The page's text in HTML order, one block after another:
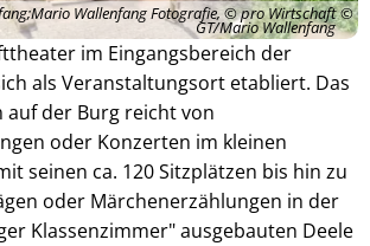
Wallenfang Fotografie, © pro Wirtschaft
GT/Mario Wallenfang
im Eingangsbereich der
als Veranstaltungsort etabliert. Das
der Burg reicht von
oder Konzerten im kleinen
seinen ca. 120 Sitzplätzen bis hin zu
oder Märchenerzählungen in der
Klassenzimmer" ausgebauten Deele